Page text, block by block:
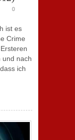
0
ist es
Crime
und nach
ich